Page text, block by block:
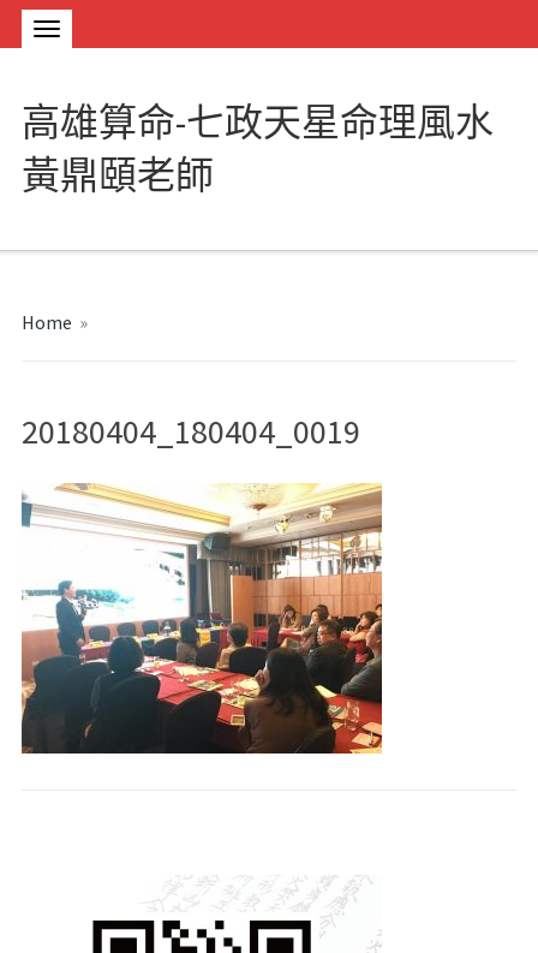
高雄算命-七政天星命理風水
黃鼎頤老師
Home »
20180404_180404_0019